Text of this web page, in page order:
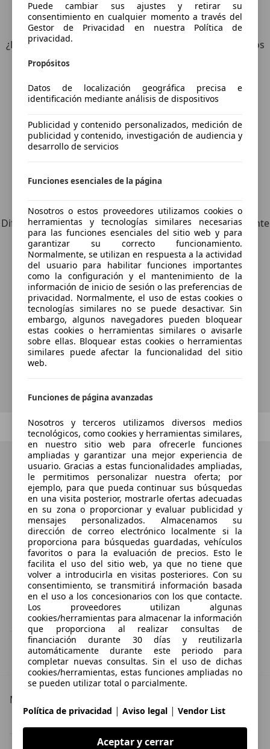
4Ofertas para Toyota Tacoma
¿Desea ser informado automáticamente sobre vehículos
Guardar búsqueda
Diferente de tus criterios de búsqueda, pero posiblemente
una coincidencia perfecta.
¿Desea ser informado
automáticamente sobre vehículos
nuevos para su búsqueda?
Anterior 1/1 Siguiente
IVA deducible
Esta información la proporciona el proveedor del certificado.
Más detalles
Puede cambiar sus ajustes y retirar su
consentimiento en cualquier momento a través del
Gestor de Privacidad en nuestra Política de
privacidad.
Propósitos
Datos de localización geográfica precisa e
identificación mediante análisis de dispositivos
Publicidad y contenido personalizados, medición de
publicidad y contenido, investigación de audiencia y
desarrollo de servicios
Funciones esenciales de la página
Nosotros o estos proveedores utilizamos cookies o
herramientas y tecnologías similares necesarias
para las funciones esenciales del sitio web y para
garantizar su correcto funcionamiento.
Normalmente, se utilizan en respuesta a la actividad
del usuario para habilitar funciones importantes
como la configuración y el mantenimiento de la
información de inicio de sesión o las preferencias de
privacidad. Normalmente, el uso de estas cookies o
tecnologías similares no se puede desactivar. Sin
embargo, algunos navegadores pueden bloquear
estas cookies o herramientas similares o avisarle
sobre ellas. Bloquear estas cookies o herramientas
similares puede afectar la funcionalidad del sitio
web.
Funciones de página avanzadas
Nosotros y terceros utilizamos diversos medios
tecnológicos, como cookies y herramientas similares,
en nuestro sitio web para ofrecerle funciones
ampliadas y garantizar una mejor experiencia de
usuario. Gracias a estas funcionalidades ampliadas,
le permitimos personalizar nuestra oferta; por
ejemplo, para que pueda continuar sus búsquedas
en una visita posterior, mostrarle ofertas adecuadas
en su zona o proporcionar y evaluar publicidad y
mensajes personalizados. Almacenamos su
dirección de correo electrónico localmente si la
proporciona para búsquedas guardadas, vehículos
favoritos o para la evaluación de precios. Esto le
facilita el uso del sitio web, ya que no tiene que
volver a introducirla en visitas posteriores. Con su
consentimiento, se transmitirá información basada
en el uso a los concesionarios con los que contacte.
Los proveedores utilizan algunas
cookies/herramientas para almacenar la información
que proporciona al realizar consultas de
financiación durante 30 días y reutilizarla
automáticamente durante este periodo para
completar nuevas consultas. Sin el uso de dichas
cookies/herramientas, estas funciones ampliadas no
se pueden utilizar total o parcialmente.
Política de privacidad | Aviso legal | Vendor List
Aceptar y cerrar